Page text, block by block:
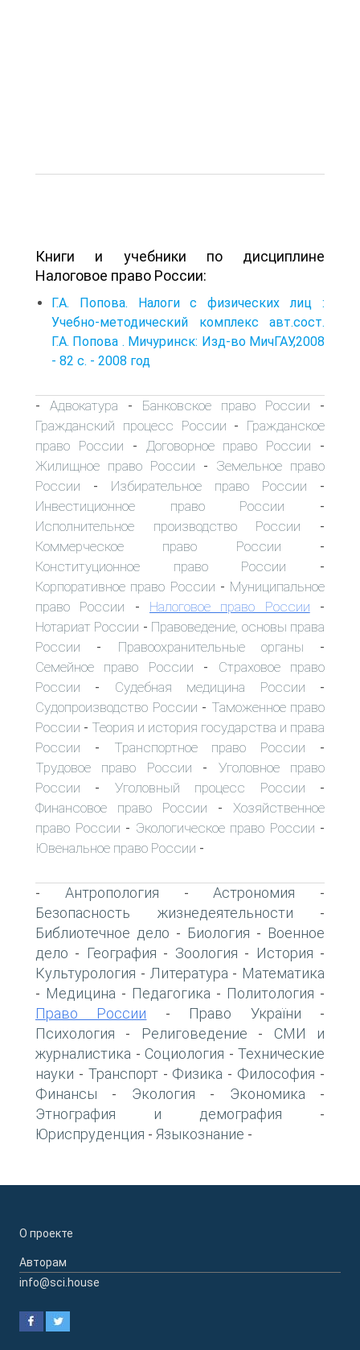
Книги и учебники по дисциплине
Налоговое право России:
Г.А. Попова. Налоги с физических лиц :
Учебно-методический комплекс авт.сост.
Г.А. Попова . Мичуринск: Изд-во МичГАУ,2008
- 82 с. - 2008 год
- Адвокатура - Банковское право России -
Гражданский процесс России - Гражданское
право России - Договорное право России -
Жилищное право России - Земельное право
России - Избирательное право России -
Инвестиционное право России -
Исполнительное производство России -
Коммерческое право России -
Конституционное право России -
Корпоративное право России - Муниципальное
право России - Налоговое право России -
Нотариат России - Правоведение, основы права
России - Правоохранительные органы -
Семейное право России - Страховое право
России - Судебная медицина России -
Судопроизводство России - Таможенное право
России - Теория и история государства и права
России - Транспортное право России -
Трудовое право России - Уголовное право
России - Уголовный процесс России -
Финансовое право России - Хозяйственное
право России - Экологическое право России -
Ювенальное право России -
- Антропология -Астрономия -
Безопасность жизнедеятельности -
Библиотечное дело - Биология - Военное
дело - География - Зоология - История -
Культурология - Литература - Математика
- Медицина - Педагогика - Политология -
Право России - Право України -
Психология - Религоведение - СМИ и
журналистика - Социология - Технические
науки - Транспорт- Физика - Философия -
Финансы - Экология - Экономика -
Этнография и демография -
Юриспруденция - Языкознание -
О проекте
Авторам
info@sci.house